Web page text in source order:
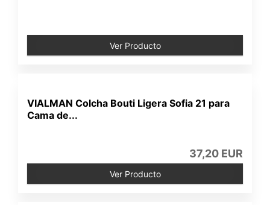
Ver Producto
VIALMAN Colcha Bouti Ligera Sofia 21 para
Cama de...
37,20 EUR
Ver Producto